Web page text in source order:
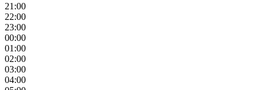
21:00
22:00
23:00
00:00
01:00
02:00
03:00
04:00